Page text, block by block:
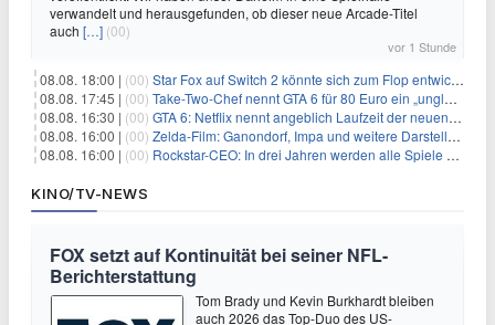
verwandelt und herausgefunden, ob dieser neue Arcade-Titel
auch […] (00)
vor 1 Stunde
08.08. 18:00 | (00) Star Fox auf Switch 2 könnte sich zum Flop entwickeln
08.08. 17:45 | (00) Take-Two-Chef nennt GTA 6 für 80 Euro ein „unglaubliches Schnäppchen“
08.08. 16:30 | (00) GTA 6: Netflix nennt angeblich Laufzeit der neuen Gameplay-Präsentation
08.08. 16:00 | (00) Zelda-Film: Ganondorf, Impa und weitere Darsteller sollen feststehen
08.08. 16:00 | (00) Rockstar-CEO: In drei Jahren werden alle Spiele gestreamt
KINO/TV-NEWS
FOX setzt auf Kontinuität bei seiner NFL-
Berichterstattung
Tom Brady und Kevin Burkhardt bleiben
auch 2026 das Top-Duo des US-